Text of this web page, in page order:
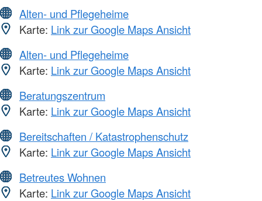
Alten- und Pflegeheime
Karte: Link zur Google Maps Ansicht
Alten- und Pflegeheime
Karte: Link zur Google Maps Ansicht
Beratungszentrum
Karte: Link zur Google Maps Ansicht
Bereitschaften / Katastrophenschutz
Karte: Link zur Google Maps Ansicht
Betreutes Wohnen
Karte: Link zur Google Maps Ansicht